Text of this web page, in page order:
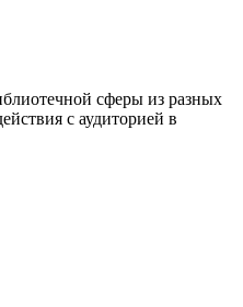
сферы из разных
с аудиторией в